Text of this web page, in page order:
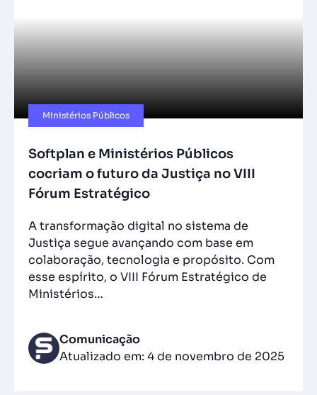
Ministérios Públicos​
Softplan e Ministérios Públicos
cocriam o futuro da Justiça no VIII
Fórum Estratégico
A transformação digital no sistema de
Justiça segue avançando com base em
colaboração, tecnologia e propósito. Com
esse espírito, o VIII Fórum Estratégico de
Ministérios…
Comunicação
Atualizado em: 4 de novembro de 2025